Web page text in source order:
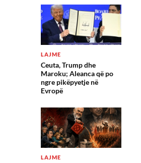
LAJME
Ceuta, Trump dhe
Maroku; Aleanca që po
ngre pikëpyetje në
Evropë
LAJME